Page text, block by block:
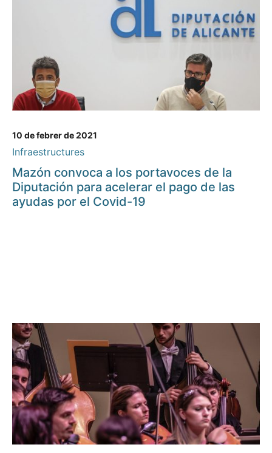
10 de febrer de 2021
Infraestructures
Mazón convoca a los portavoces de la
Diputación para acelerar el pago de las
ayudas por el Covid-19